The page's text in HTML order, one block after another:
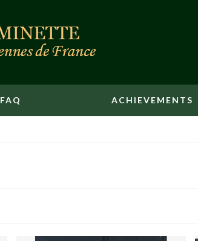
FAQ ACHIEVEMENTS